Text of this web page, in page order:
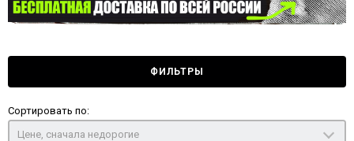
ФИЛЬТРЫ
Сортировать по:
Цене, сначала недорогие